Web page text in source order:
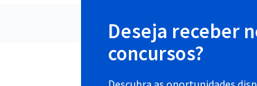
Deseja receber
concursos?